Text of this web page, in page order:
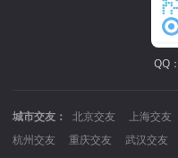
QQ：
城市交友： 北京交友 上海交友
杭州交友
重庆交友 武汉交友